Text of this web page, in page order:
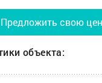
Предложить свою
объекта: